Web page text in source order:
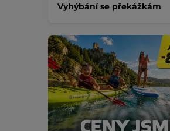
Vyhýbání se překážkám